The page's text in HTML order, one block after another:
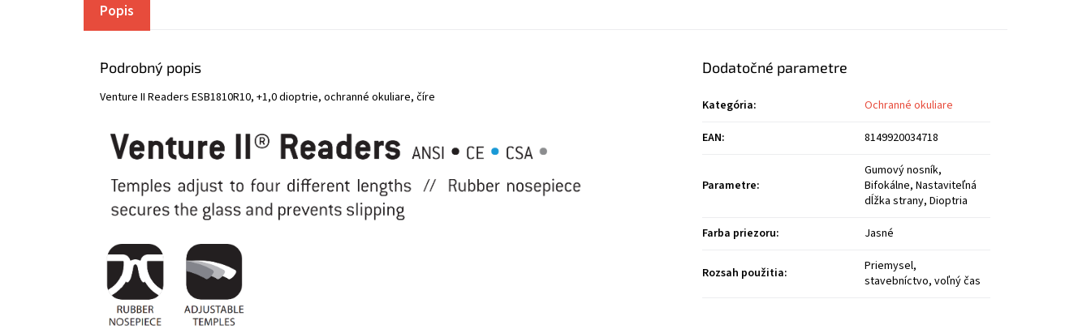
Popis
Podrobný popis
Venture II Readers ESB1810R10, +1,0 dioptrie, ochranné okuliare, číre
Dodatočné parametre
Kategória:
Ochranné okuliare
EAN: 8149920034718
Parametre:
Gumový nosník,
Bifokálne, Nastaviteľná
dĺžka strany, Dioptria
Farba priezoru: Jasné
Rozsah použitia:
Priemysel,
stavebníctvo, voľný čas